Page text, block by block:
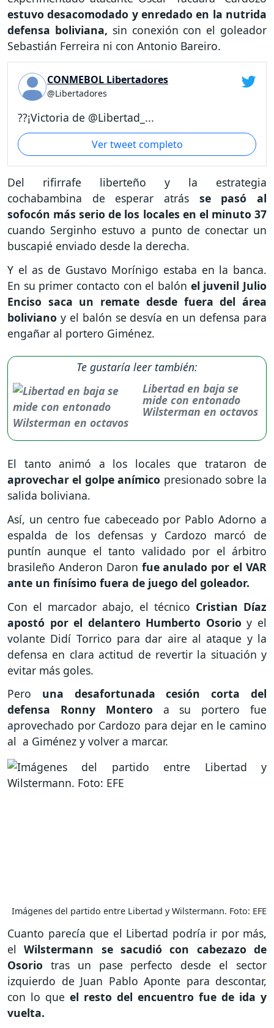
estuvo desacomodado y enredado en la nutrida
defensa boliviana, sin conexión con el goleador
Sebastián Ferreira ni con Antonio Bareiro.
CONMEBOL Libertadores
@Libertadores
??¡Victoria de @Libertad_...
Ver tweet completo
Del rifirrafe liberteño y la estrategia
cochabambina de esperar atrás se pasó al
sofocón más serio de los locales en el minuto 37
cuando Serginho estuvo a punto de conectar un
buscapié enviado desde la derecha.
Y el as de Gustavo Morínigo estaba en la banca.
En su primer contacto con el balón el juvenil Julio
Enciso saca un remate desde fuera del área
boliviano y el balón se desvía en un defensa para
engañar al portero Giménez.
Te gustaría leer también:
Libertad en baja se
mide con entonado
Wilsterman en octavos
El tanto animó a los locales que trataron de
aprovechar el golpe anímico presionado sobre la
salida boliviana.
Así, un centro fue cabeceado por Pablo Adorno a
espalda de los defensas y Cardozo marcó de
puntín aunque el tanto validado por el árbitro
brasileño Anderon Daron fue anulado por el VAR
ante un finísimo fuera de juego del goleador.
Con el marcador abajo, el técnico Cristian Díaz
apostó por el delantero Humberto Osorio y el
volante Didí Torrico para dar aire al ataque y la
defensa en clara actitud de revertir la situación y
evitar más goles.
Pero una desafortunada cesión corta del
defensa Ronny Montero a su portero fue
aprovechado por Cardozo para dejar en le camino
al a Giménez y volver a marcar.
Imágenes del partido entre Libertad y Wilstermann. Foto: EFE
Cuanto parecía que el Libertad podría ir por más,
el Wilstermann se sacudió con cabezazo de
Osorio tras un pase perfecto desde el sector
izquierdo de Juan Pablo Aponte para descontar,
con lo que el resto del encuentro fue de ida y
vuelta.